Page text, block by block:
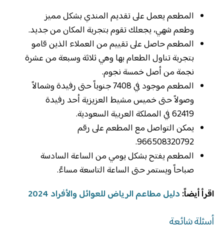
المطعم يعمل على تقديم المندي بشكل مميز
وطعم شهي، يجعلك تقوم بتجربة المكان من جديد.
المطعم حاصل على تقييم من العملاء الذين قامو
بتجربة تناول الطعام بها وهي ثلاثة وسبعة من عشرة
نجمة من أصل خمسة نجوم.
المطعم موجود في 7408 جنوباً حتى رفيدة وشمالاً
وصولاً حتى خميس مشيط العزيزية أحد رفيدة
62419 في المملكة العربية السعودية.
يمكن التواصل مع المطعم على رقم
966508320792.
المطعم يفتح بشكل يومي من الساعة السادسة
صباحاً ويستمر حتى الساعة التاسعة مساءً.
اقرأ أيضاً: دليل مطاعم الرياض للعوائل والأفراد 2024
أسئلة شائعة